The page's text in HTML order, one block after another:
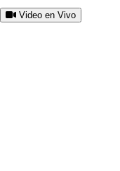
Video en Vivo